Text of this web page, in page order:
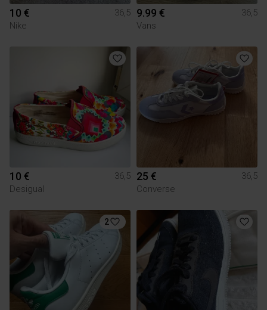
10 €
36,5
Nike
9.99 €
36,5
Vans
10 €
36,5
Desigual
25 €
36,5
Converse
2